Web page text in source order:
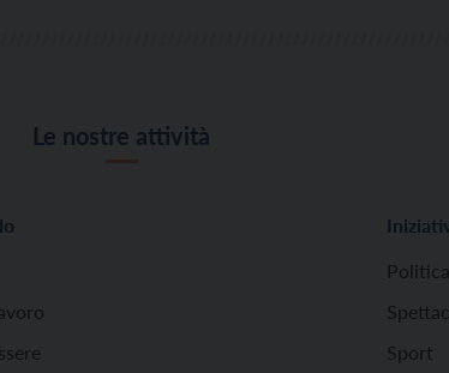
Le nostre attività
Sport